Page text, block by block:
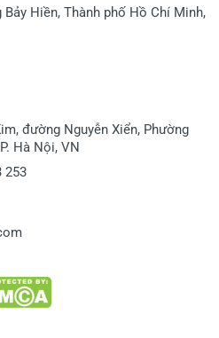
Hiền, Thành phố Hồ Chí Minh,
đường Nguyễn Xiển, Phường
Hà Nội, VN
253